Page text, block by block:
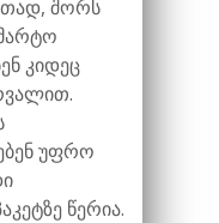
შორს
კიდეც
უფრო
წერია.